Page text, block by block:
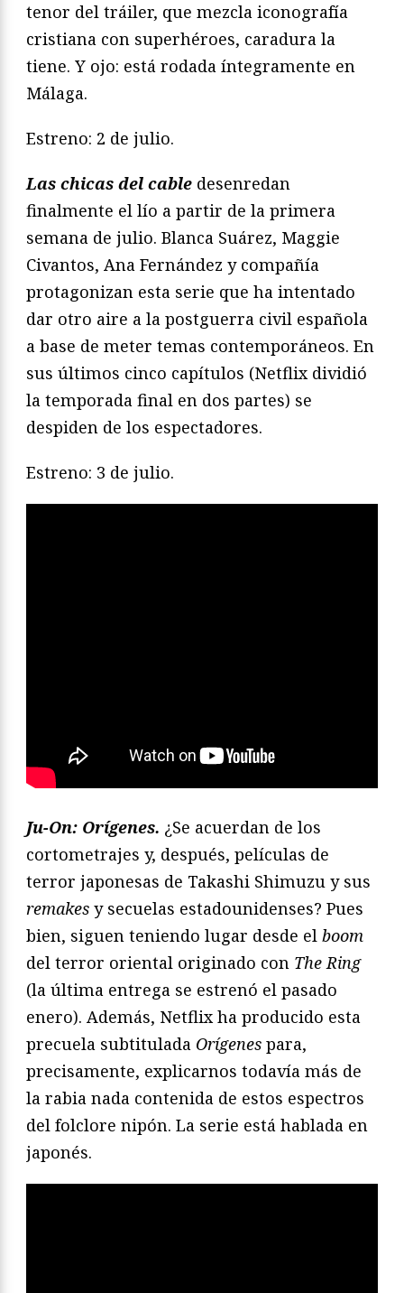
tenor del tráiler, que mezcla iconografía
cristiana con superhéroes, caradura la
tiene. Y ojo: está rodada íntegramente en
Málaga.
Estreno: 2 de julio.
Las chicas del cable desenredan
finalmente el lío a partir de la primera
semana de julio. Blanca Suárez, Maggie
Civantos, Ana Fernández y compañía
protagonizan esta serie que ha intentado
dar otro aire a la postguerra civil española
a base de meter temas contemporáneos. En
sus últimos cinco capítulos (Netflix dividió
la temporada final en dos partes) se
despiden de los espectadores.
Estreno: 3 de julio.
Ju-On: Orígenes. ¿Se acuerdan de los
cortometrajes y, después, películas de
terror japonesas de Takashi Shimuzu y sus
remakes y secuelas estadounidenses? Pues
bien, siguen teniendo lugar desde el boom
del terror oriental originado con The Ring
(la última entrega se estrenó el pasado
enero). Además, Netflix ha producido esta
precuela subtitulada Orígenes para,
precisamente, explicarnos todavía más de
la rabia nada contenida de estos espectros
del folclore nipón. La serie está hablada en
japonés.